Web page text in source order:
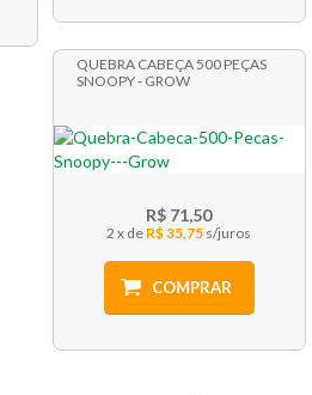
QUEBRA CABEÇA 500 PEÇAS
SNOOPY - GROW
R$ 71,50
2 x R$ 35,75
COMPRAR